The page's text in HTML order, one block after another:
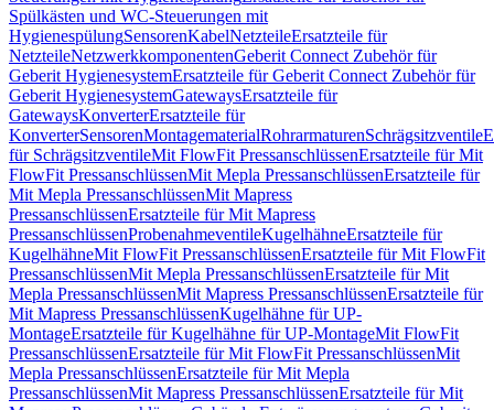
Spülkästen und WC-Steuerungen mit
HygienespülungSensorenKabelNetzteileErsatzteile für
NetzteileNetzwerkkomponentenGeberit Connect Zubehör für
Geberit HygienesystemErsatzteile für Geberit Connect Zubehör für
Geberit HygienesystemGatewaysErsatzteile für
GatewaysKonverterErsatzteile für
KonverterSensorenMontagematerialRohrarmaturenSchrägsitzventile
für SchrägsitzventileMit FlowFit PressanschlüssenErsatzteile für Mit
FlowFit PressanschlüssenMit Mepla PressanschlüssenErsatzteile für
Mit Mepla PressanschlüssenMit Mapress
PressanschlüssenErsatzteile für Mit Mapress
PressanschlüssenProbenahmeventileKugelhähneErsatzteile für
KugelhähneMit FlowFit PressanschlüssenErsatzteile für Mit FlowFit
PressanschlüssenMit Mepla PressanschlüssenErsatzteile für Mit
Mepla PressanschlüssenMit Mapress PressanschlüssenErsatzteile für
Mit Mapress PressanschlüssenKugelhähne für UP-
MontageErsatzteile für Kugelhähne für UP-MontageMit FlowFit
PressanschlüssenErsatzteile für Mit FlowFit PressanschlüssenMit
Mepla PressanschlüssenErsatzteile für Mit Mepla
PressanschlüssenMit Mapress PressanschlüssenErsatzteile für Mit